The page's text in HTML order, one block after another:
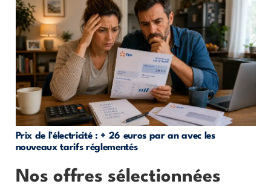
Prix de l’électricité : + 26 euros par an avec les
nouveaux tarifs réglementés
Nos offres sélectionnées